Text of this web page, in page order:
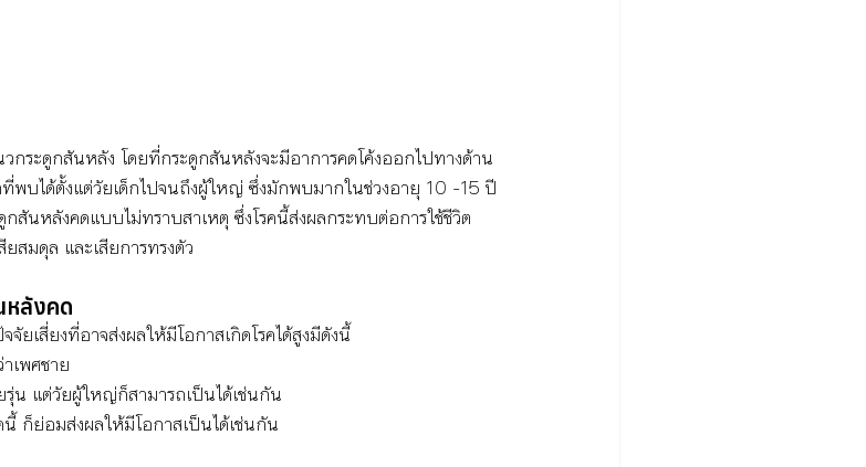
กระดูกสันหลัง โดยที่กระดูกสันหลังจะมีอาการคดโค้งออกไปทางด้าน
พบได้ตั้งแต่วัยเด็กไปจนถึงผู้ใหญ่ ซึ่งมักพบมากในช่วงอายุ 10 -15 ปี
นหลังคดแบบไม่ทราบสาเหตุ ซึ่งโรคนี้ส่งผลกระทบต่อการใช้ชีวิต
สมดุล และเสียการทรงตัว
หลังคด
ยเสี่ยงที่อาจส่งผลให้มีโอกาสเกิดโรคได้สูงมีดังนี้
เพศชาย
รุ่น แต่วัยผู้ใหญ่ก็สามารถเป็นได้เช่นกัน
ก็ย่อมส่งผลให้มีโอกาสเป็นได้เช่นกัน